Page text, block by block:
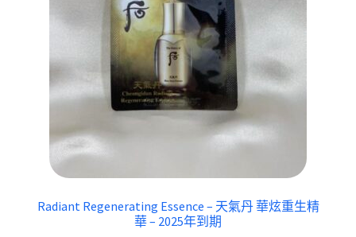
Radiant Regenerating Essence – 天氣丹 華炫重生精
華 – 2025年到期